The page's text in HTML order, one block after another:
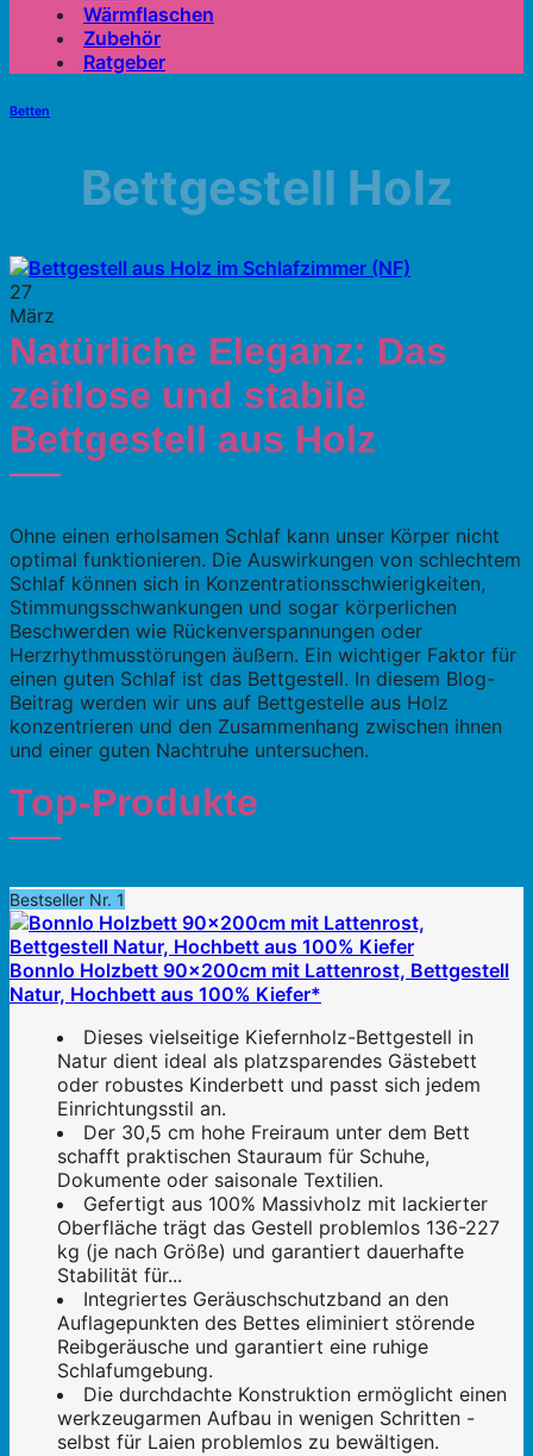
Wärmflaschen
Zubehör
Ratgeber
Betten
Bettgestell Holz
27
März
Natürliche Eleganz: Das
zeitlose und stabile
Bettgestell aus Holz
Ohne einen erholsamen Schlaf kann unser Körper nicht
optimal funktionieren. Die Auswirkungen von schlechtem
Schlaf können sich in Konzentrationsschwierigkeiten,
Stimmungsschwankungen und sogar körperlichen
Beschwerden wie Rückenverspannungen oder
Herzrhythmusstörungen äußern. Ein wichtiger Faktor für
einen guten Schlaf ist das Bettgestell. In diesem Blog-
Beitrag werden wir uns auf Bettgestelle aus Holz
konzentrieren und den Zusammenhang zwischen ihnen
und einer guten Nachtruhe untersuchen.
Top-Produkte
Bestseller Nr. 1
Bonnlo Holzbett 90x200cm mit Lattenrost, Bettgestell
Natur, Hochbett aus 100% Kiefer*
Dieses vielseitige Kiefernholz-Bettgestell in
Natur dient ideal als platzsparendes Gästebett
oder robustes Kinderbett und passt sich jedem
Einrichtungsstil an.
Der 30,5 cm hohe Freiraum unter dem Bett
schafft praktischen Stauraum für Schuhe,
Dokumente oder saisonale Textilien.
Gefertigt aus 100% Massivholz mit lackierter
Oberfläche trägt das Gestell problemlos 136-227
kg (je nach Größe) und garantiert dauerhafte
Stabilität für...
Integriertes Geräuschschutzband an den
Auflagepunkten des Bettes eliminiert störende
Reibgeräusche und garantiert eine ruhige
Schlafumgebung.
Die durchdachte Konstruktion ermöglicht einen
werkzeugarmen Aufbau in wenigen Schritten -
selbst für Laien problemlos zu bewältigen.